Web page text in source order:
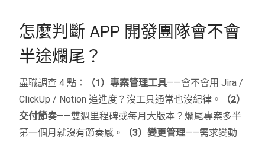
怎麼判斷 APP 開發團隊會不會
半途爛尾？
盡職調查 4 點： （1）專案管理工具——會不會用 Jira /
ClickUp / Notion 追進度？沒工具通常也沒紀律。
（2）
交付節奏——雙週里程碑或每月大版本？爛尾專案多半
第一個月就沒有節奏感。
（3）變更管理——需求變動